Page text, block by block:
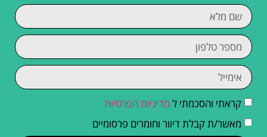
קראתי והסכמתי ל מדיניות הפרטיות
מאשר/ת קבלת דיוור וחומרים פרסומיים